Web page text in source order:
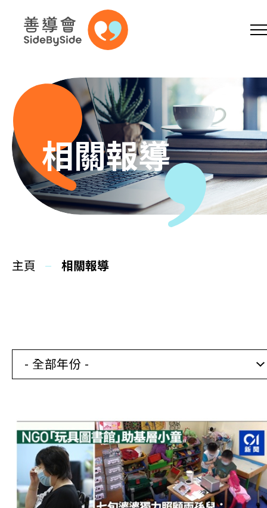
跳到內容（按回車鍵）
A A A EN
主頁
同你講故事
相關報導
關於本會
聯絡我們
相關報導
主頁 相關報導
- 全部年份 -